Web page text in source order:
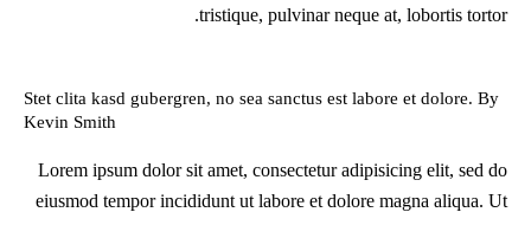
tristique, pulvinar neque at, lobortis tortor.
Stet clita kasd gubergren, no sea sanctus est labore et dolore. By
Kevin Smith
Lorem ipsum dolor sit amet, consectetur adipisicing elit, sed do
eiusmod tempor incididunt ut labore et dolore magna aliqua. Ut